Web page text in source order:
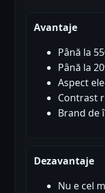
Avantaje
Până la
Până la
Aspect
Contrast
Brand de
Dezavantaje
Nu e cel